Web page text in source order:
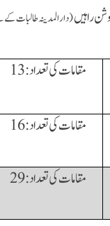
راہیں(دارالمدینہ طالبات
مقامات کی تعداد:13
مقامات کی تعداد:16
مقامات کی تعداد:29